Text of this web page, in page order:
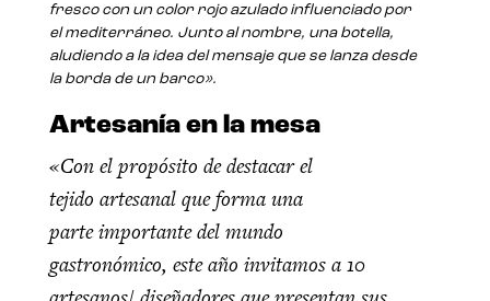
fresco con un color rojo azulado influenciado por
el mediterráneo. Junto al nombre, una botella,
aludiendo a la idea del mensaje que se lanza desde
la borda de un barco».
Artesanía en la mesa
«Con el propósito de destacar el
tejido artesanal que forma una
parte importante del mundo
gastronómico, este año invitamos a 10